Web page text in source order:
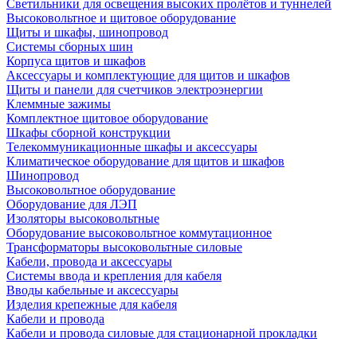
Светильники для освещения высоких пролётов и туннелей
Высоковольтное и щитовое оборудование
Щиты и шкафы, шинопровод
Системы сборных шин
Корпуса щитов и шкафов
Аксессуары и комплектующие для щитов и шкафов
Щиты и панели для счетчиков электроэнергии
Клеммные зажимы
Комплектное щитовое оборудование
Шкафы сборной конструкции
Телекоммуникационные шкафы и аксессуары
Климатическое оборудование для щитов и шкафов
Шинопровод
Высоковольтное оборудование
Оборудование для ЛЭП
Изоляторы высоковольтные
Оборудование высоковольтное коммутационное
Трансформаторы высоковольтные силовые
Кабели, провода и аксессуары
Системы ввода и крепления для кабеля
Вводы кабельные и аксессуары
Изделия крепежные для кабеля
Кабели и провода
Кабели и провода силовые для стационарной прокладки